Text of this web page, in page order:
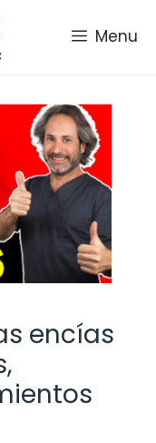
Menu
encías